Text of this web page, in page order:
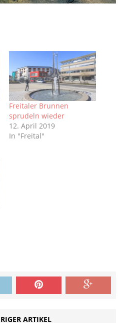
Freitaler Brunnen
sprudeln wieder
12. April 2019
In "Freital"
ARTIKEL